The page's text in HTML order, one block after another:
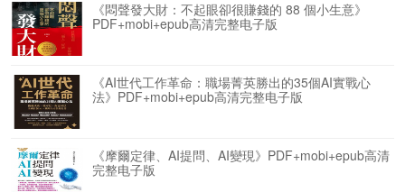
《悶聲發大財：不起眼卻很賺錢的 88 個小生意》
PDF+mobi+epub高清完整电子版
《AI世代工作革命：職場菁英勝出的35個AI實戰心
法》PDF+mobi+epub高清完整电子版
《摩爾定律、AI提問、AI變現》PDF+mobi+epub高清
完整电子版